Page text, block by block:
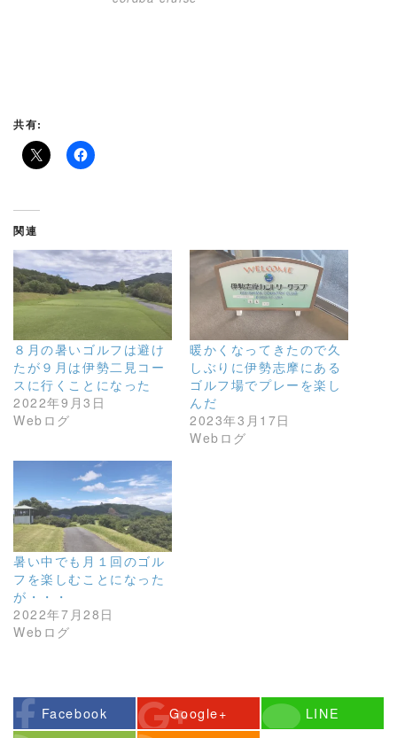
共有:
関連
８月の暑いゴルフは避け
たが９月は伊勢二見コー
スに行くことになった
2022年9月3日
Webログ
暖かくなってきたので久
しぶりに伊勢志摩にある
ゴルフ場でプレーを楽し
んだ
2023年3月17日
Webログ
暑い中でも月１回のゴル
フを楽しむことになった
が・・・
2022年7月28日
Webログ
Facebook Google+
LINE